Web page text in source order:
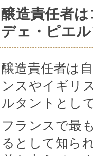
醸造責任者
デェ・ピエ
醸造責任者は
ンスやイギリ
ルタントとし
フランスで最
るとして知ら